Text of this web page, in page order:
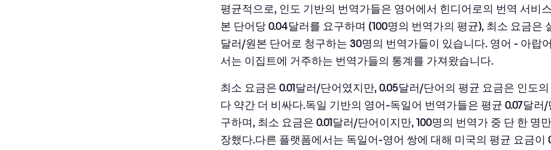
평균적으로, 인도 기반의 번역가들은 영어에서 힌디어로의 번역 서비
본 단어당 0.04달러를 요구하며 (100명의 번역가의 평균), 최소 요금은
달러/원본 단어로 청구하는 30명의 번역가들이 있습니다. 영어 - 아랍
서는 이집트에 거주하는 번역가들의 통계를 가져왔습니다.
최소 요금은 0.01달러/단어였지만, 0.05달러/단어의 평균 요금은 인도
다 약간 더 비싸다.독일 기반의 영어-독일어 번역가들은 평균 0.07달러/
구하며, 최소 요금은 0.01달러/단어이지만, 100명의 번역가 중 단 한 명
장했다.다른 플랫폼에서는 독일어-영어 쌍에 대해 미국의 평균 요금이